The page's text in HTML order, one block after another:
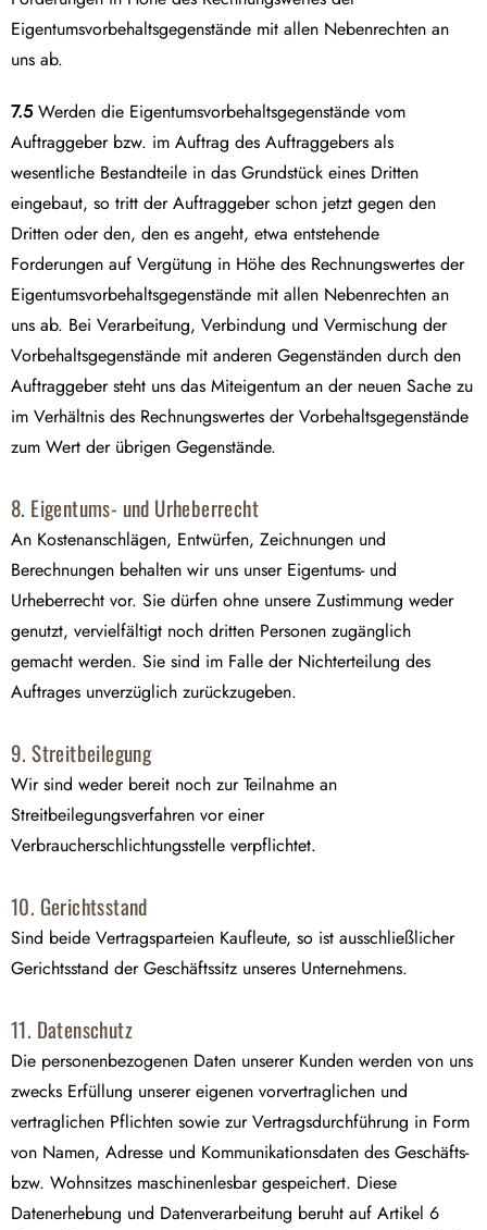
Eigentumsvorbehaltsgegenstände mit allen Nebenrechten an
uns ab.
7.5 Werden die Eigentumsvorbehaltsgegenstände vom
Auftraggeber bzw. im Auftrag des Auftraggebers als
wesentliche Bestandteile in das Grundstück eines Dritten
eingebaut, so tritt der Auftraggeber schon jetzt gegen den
Dritten oder den, den es angeht, etwa entstehende
Forderungen auf Vergütung in Höhe des Rechnungswertes der
Eigentumsvorbehaltsgegenstände mit allen Nebenrechten an
uns ab. Bei Verarbeitung, Verbindung und Vermischung der
Vorbehaltsgegenstände mit anderen Gegenständen durch den
Auftraggeber steht uns das Miteigentum an der neuen Sache zu
im Verhältnis des Rechnungswertes der Vorbehaltsgegenstände
zum Wert der übrigen Gegenstände.
8. Eigentums- und Urheberrecht
An Kostenanschlägen, Entwürfen, Zeichnungen und
Berechnungen behalten wir uns unser Eigentums- und
Urheberrecht vor. Sie dürfen ohne unsere Zustimmung weder
genutzt, vervielfältigt noch dritten Personen zugänglich
gemacht werden. Sie sind im Falle der Nichterteilung des
Auftrages unverzüglich zurückzugeben.
9. Streitbeilegung
Wir sind weder bereit noch zur Teilnahme an
Streitbeilegungsverfahren vor einer
Verbraucherschlichtungsstelle verpflichtet.
10. Gerichtsstand
Sind beide Vertragsparteien Kaufleute, so ist ausschließlicher
Gerichtsstand der Geschäftssitz unseres Unternehmens.
11. Datenschutz
Die personenbezogenen Daten unserer Kunden werden von uns
zwecks Erfüllung unserer eigenen vorvertraglichen und
vertraglichen Pflichten sowie zur Vertragsdurchführung in Form
von Namen, Adresse und Kommunikationsdaten des Geschäfts-
bzw. Wohnsitzes maschinenlesbar gespeichert. Diese
Datenerhebung und Datenverarbeitung beruht auf Artikel 6